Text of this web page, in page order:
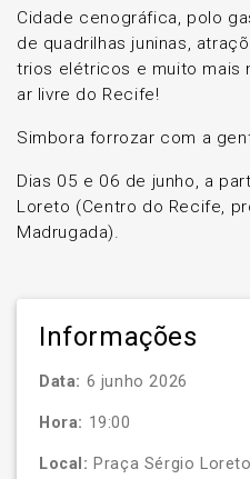
Cidade cenográfica, polo
de quadrilhas juninas,
trios elétricos e muito mais
ar livre do Recife!
Simbora forrozar com a
Dias 05 e 06 de junho, a
Loreto (Centro do Recife,
Madrugada).
Informações
Data: 6 junho 2026
Hora: 19:00
Local: Praça Sérgio Loreto